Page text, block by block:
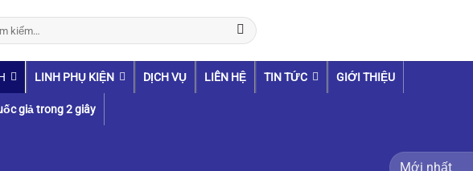
LINH PHỤ KIỆN DỊCH VỤ LIÊN HỆ TIN TỨC GIỚI THIỆU
giả trong 2 giây